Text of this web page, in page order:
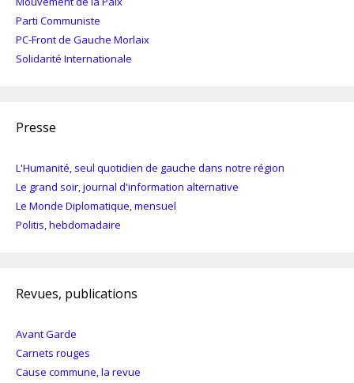
Parti Communiste
PC-Front de Gauche Morlaix
Solidarité Internationale
Presse
L'Humanité, seul quotidien de gauche dans notre région
Le grand soir, journal d'information alternative
Le Monde Diplomatique, mensuel
Politis, hebdomadaire
Revues, publications
Avant Garde
Carnets rouges
Cause commune, la revue